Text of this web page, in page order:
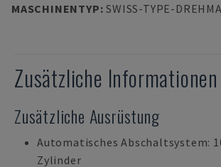
MASCHINENTYP:SWISS-TYPE-
Zusätzliche Informationen
Zusätzliche Ausrüstung
Automatisches Abschaltsystem:
Zylinder